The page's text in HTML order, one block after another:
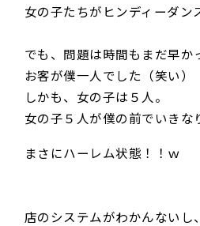
女の子たちがヒンディーダ
でも、問題は時間もまだ早か
お客が僕一人でした（笑い）
しかも、女の子は５人。
女の子５人が僕の前でいきな
まさにハーレム状態！！ｗ
店のシステムがわかんないし、